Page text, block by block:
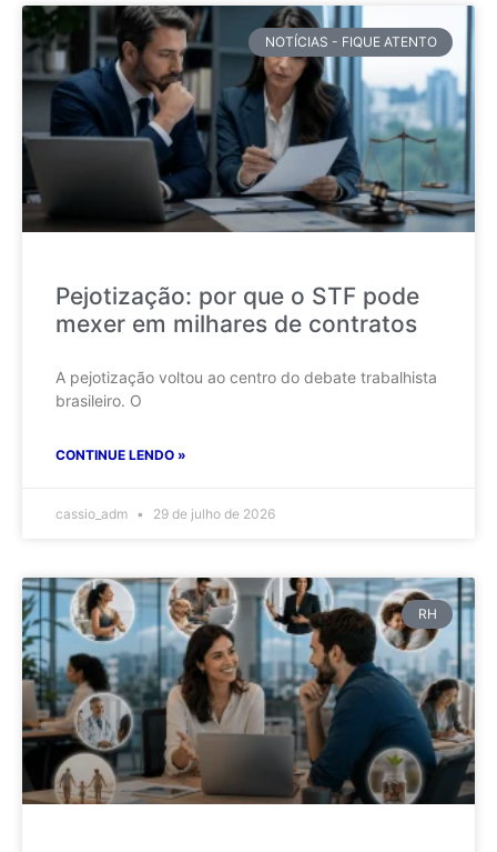
NOTÍCIAS - FIQUE ATENTO
Pejotização: por que o STF pode
mexer em milhares de contratos
A pejotização voltou ao centro do debate trabalhista
brasileiro. O
CONTINUE LENDO »
cassio_adm 29 de julho de 2026
RH